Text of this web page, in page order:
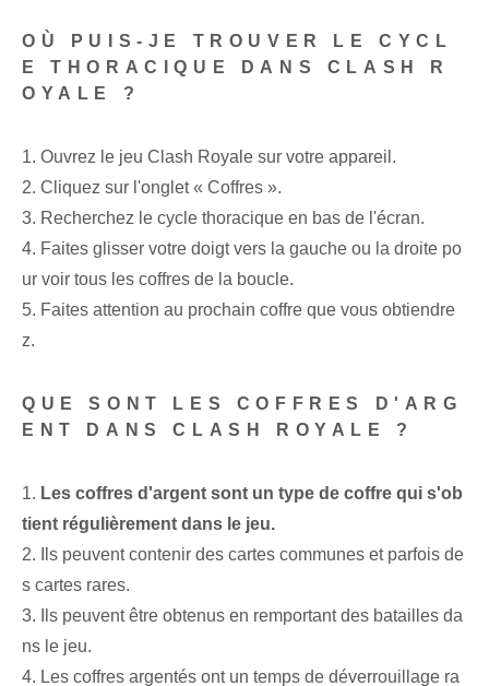
OÙ PUIS-JE TROUVER LE CYCL
E THORACIQUE DANS CLASH R
OYALE ?
1. Ouvrez le jeu Clash Royale sur votre appareil.
2. Cliquez sur l'onglet « Coffres ».
3. Recherchez le cycle thoracique en bas de l'écran.
4. Faites glisser votre doigt vers la gauche ou la droite po
ur voir tous les coffres de la boucle.
5. Faites attention au prochain coffre que vous obtiendre
z.
QUE SONT LES COFFRES D'ARG
ENT DANS CLASH ROYALE ?
1. Les coffres d'argent sont un type de coffre qui s'ob
tient régulièrement dans le jeu.
2. Ils peuvent contenir des cartes communes et parfois de
s cartes rares.
3. Ils peuvent être obtenus en remportant des batailles da
ns le jeu.
4. Les coffres argentés ont un temps de déverrouillage ra